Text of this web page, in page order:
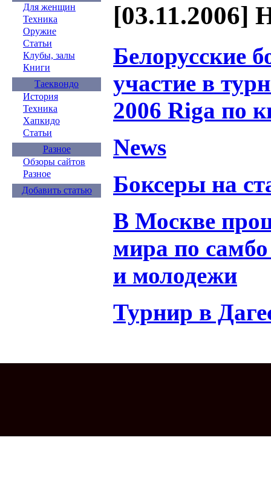
Для женщин
Техника
Оружие
Статьи
Клубы, залы
Книги
Таеквондо
История
Техника
Хапкидо
Статьи
Разное
Обзоры сайтов
Разное
Добавить статью
[03.11.2006]
Белорусские
участие в
2006 Riga по
News
Боксеры на
В Москве
мира по самбо
и молодежи
Турнир в